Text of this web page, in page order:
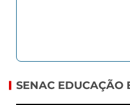
SENAC EDUCAÇÃO